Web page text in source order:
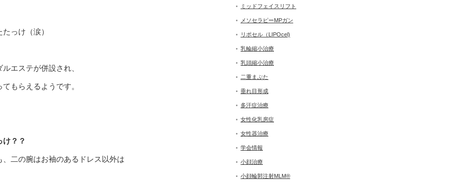
っけ（涙）
エステが併設され、
もらえるようです。
け？？
二の腕はお袖のあるドレス以外は
ミッドフェイスリフト
メソセラピーMPガン
リポセル（LIPOcel)
乳輪縮小治療
乳頭縮小治療
二重まぶた
垂れ目形成
多汗症治療
女性化乳房症
女性器治療
学会情報
小顔治療
小顔輪郭注射MLM®